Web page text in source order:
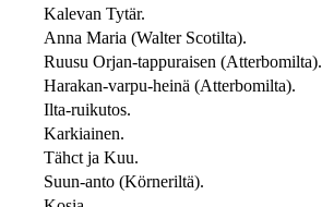
Kalevan Tytär.
Anna Maria (Walter Scotilta).
Ruusu Orjan-tappuraisen (Atterbomilta).
Harakan-varpu-heinä (Atterbomilta).
Ilta-ruikutos.
Karkiainen.
Tähct ja Kuu.
Suun-anto (Körneriltä).